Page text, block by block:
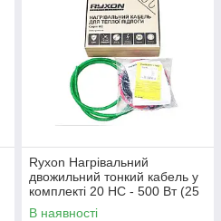
Ryxon Нагрівальний
двожильний тонкий кабель у
комплекті 20 HC - 500 Вт (25
м)
В наявності